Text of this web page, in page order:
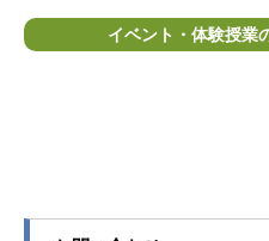
イベント・体験授業